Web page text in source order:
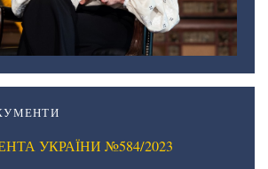
УКРАЇНИ №584/2023